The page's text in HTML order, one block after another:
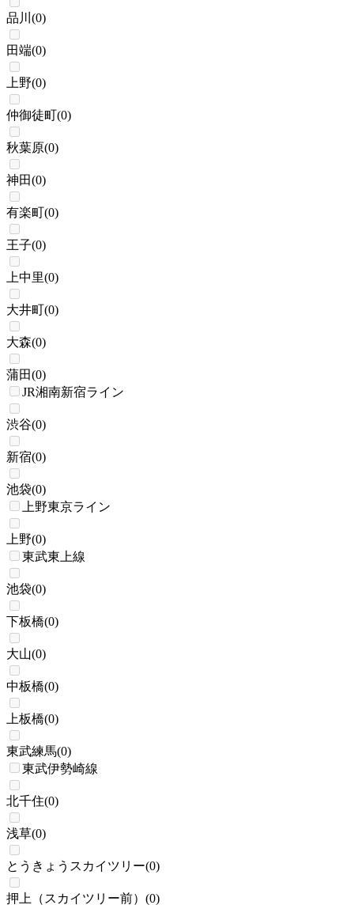
品川 (0)
田端(0)
上野(0)
仲御徒町(0)
秋葉原(0)
神田(0)
有楽町(0)
王子(0)
上中里(0)
大井町(0)
大森(0)
蒲田(0)
JR湘南新宿ライン
渋谷(0)
新宿(0)
池袋(0)
上野東京ライン
上野(0)
東武東上線
池袋(0)
下板橋(0)
大山(0)
中板橋(0)
上板橋(0)
東武練馬(0)
東武伊勢崎線
北千住(0)
浅草(0)
とうきょうスカイツリー(0)
押上（スカイツリー前） (0)